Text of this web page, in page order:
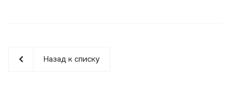
Назад к списку